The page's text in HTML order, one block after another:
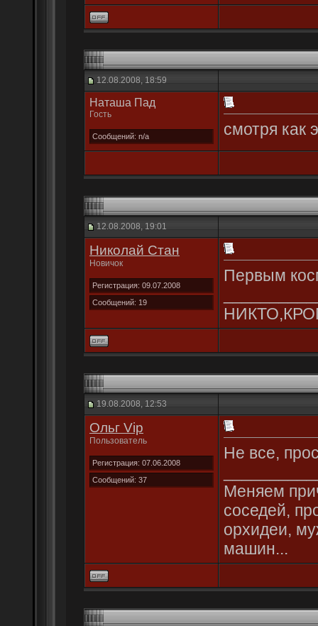
12.08.2008, 18:59
Наташа Пад
Гость
Сообщений: n/a смотря как
12.08.2008, 19:01
Николай Стан
Новичок
Регистрация: 09.07.2008
Сообщений: 19
Первым
19.08.2008, 12:53
Ольг Vip
Пользователь
Регистрация: 07.06.2008
Сообщений: 37
Не все,
Меняем
соседей,
орхидеи,
машин...